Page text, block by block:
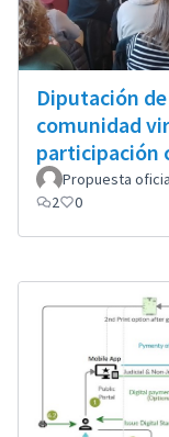
Diputación
comunidad
participación
Propuesta
2
0